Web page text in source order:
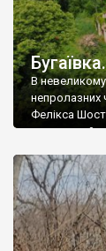
В невеликому
непролазних
Фелікса
радянський
століття тут
палацу